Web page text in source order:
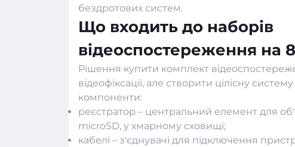
бездротових систем.
Що входить до наборів
відеоспостереження на
Рішення купити комплект
відеофіксації, але створити цілісну
компоненти:
реєстратор – центральний елемент для
microSD, у хмарному сховищі;
кабелі – з'єднувачі для підключення